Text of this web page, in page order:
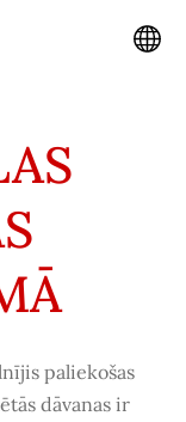
paliekošas
dāvanas ir